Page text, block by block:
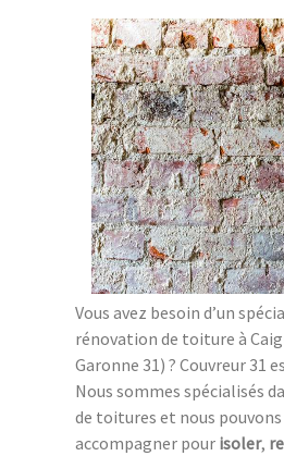
Vous avez besoin d’un
rénovation de toiture à
Garonne 31) ? Couvreur 31
Nous sommes spécialisés
de toitures et nous pouvons
accompagner pour isoler,